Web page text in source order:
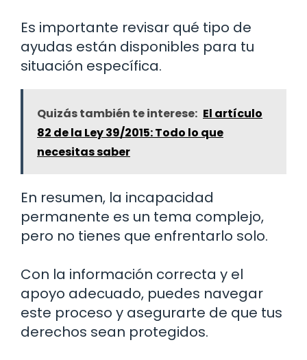
Es importante revisar qué tipo de
ayudas están disponibles para tu
situación específica.
Quizás también te interese: El artículo
82 de la Ley 39/2015: Todo lo que
necesitas saber
En resumen, la incapacidad
permanente es un tema complejo,
pero no tienes que enfrentarlo solo.
Con la información correcta y el
apoyo adecuado, puedes navegar
este proceso y asegurarte de que tus
derechos sean protegidos.